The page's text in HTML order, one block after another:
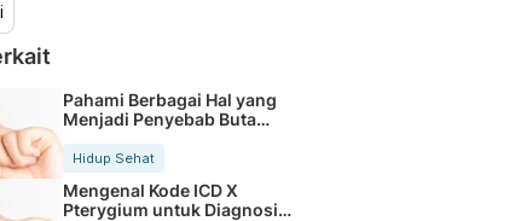
Pahami Berbagai Hal yang
Menjadi Penyebab Buta
Hidup Sehat
Mengenal Kode ICD X
Pterygium untuk Diagnosis